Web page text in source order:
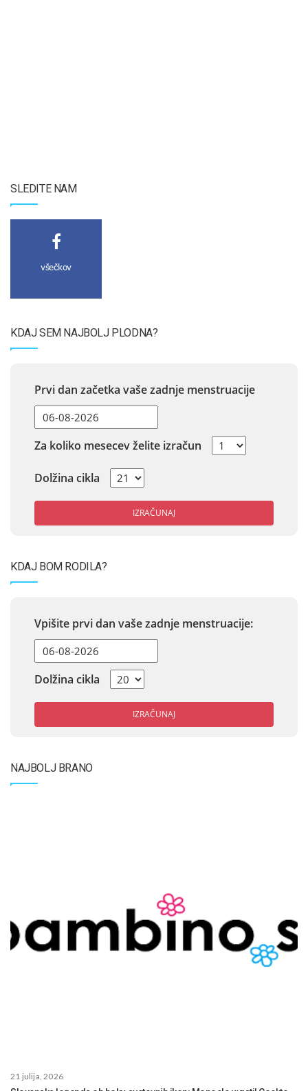
SLEDITE NAM
všečkov
KDAJ SEM NAJBOLJ PLODNA?
Prvi dan začetka vaše zadnje menstruacije
Za koliko mesecev želite izračun
Dolžina cikla
IZRAČUNAJ
KDAJ BOM RODILA?
Vpišite prvi dan vaše zadnje menstruacije:
Dolžina cikla
IZRAČUNAJ
NAJBOLJ BRANO
21 julija, 2026